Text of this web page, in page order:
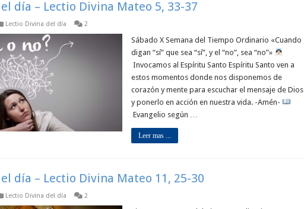
día – Lectio Divina Mateo 5, 33-37
Lectio Divina del día 2
Sábado X Semana del Tiempo Ordinario «Cuando
digan “sí” que sea “sí”, y el “no”, sea “no”»
Invocamos al Espíritu Santo Espíritu Santo ven a
estos momentos donde nos disponemos de
corazón y mente para escuchar el mensaje de Dios
y ponerlo en acción en nuestra vida. -Amén-
Evangelio según …
Leer mas ...
día – Lectio Divina Mateo 11, 25-30
Lectio Divina del día 2